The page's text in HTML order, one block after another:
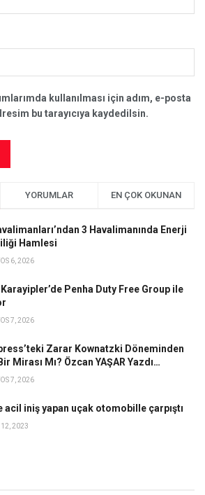
kullanılması için adım, e-posta
bu tarayıcıya kaydedilsin.
YORUMLAR EN ÇOK OKUNAN
3 Havalimanında Enerji
Hamlesi
6, 2026
Penha Duty Free Group ile
7, 2026
Zarar Kownatzki Döneminden
Mirası Mı? Özcan YAŞAR Yazdı…
7, 2026
acil iniş yapan uçak otomobille çarpıştı
12, 2023